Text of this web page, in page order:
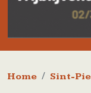
Home Sint-